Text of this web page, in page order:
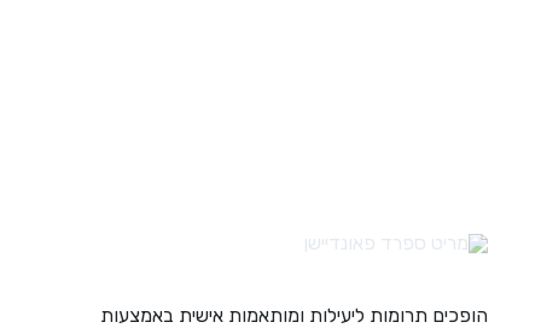
הופכים תרומות ליעילות ומותאמות אישית באמצעות